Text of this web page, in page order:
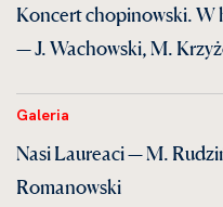
Koncert chopinowski. W
— J. Wachowski, M.
Galeria
Nasi Laureaci — M.
Romanowski